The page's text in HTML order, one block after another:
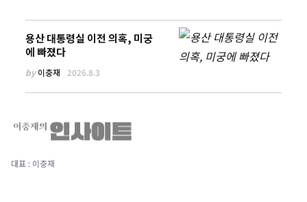
용산 대통령실 이전 의혹, 미궁
에 빠졌다
by이충재 2026.8.3
대표 : 이충재